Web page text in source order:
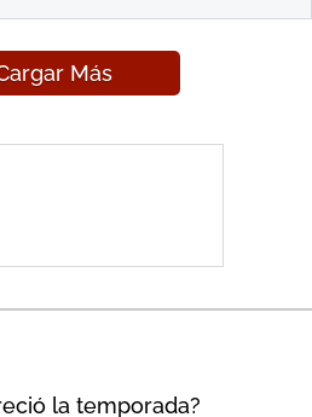
Más
la temporada?